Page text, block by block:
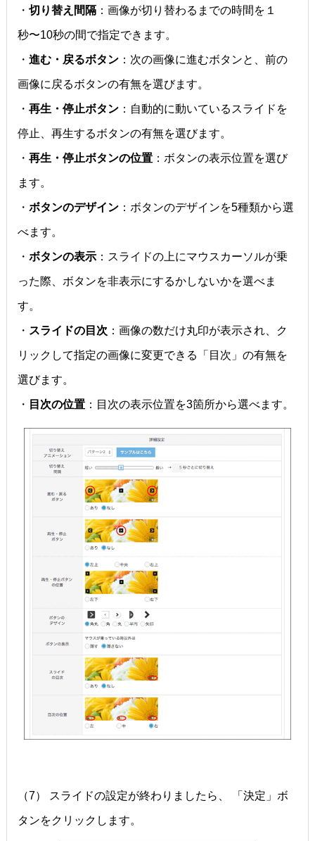
・ 切り替え間隔：画像が切り替わるまでの時間を１
秒〜10秒の間で指定できます。
・ 進む・戻るボタン：次の画像に進むボタンと、前の
画像に戻るボタンの有無を選びます。
・ 再生・停止ボタン：自動的に動いているスライドを
停止、再生するボタンの有無を選びます。
・ 再生・停止ボタンの位置：ボタンの表示位置を選び
ます。
・ ボタンのデザイン：ボタンのデザインを5種類から選
べます。
・ ボタンの表示：スライドの上にマウスカーソルが乗
った際、ボタンを非表示にするかしないかを選べま
す。
・ スライドの目次 ：画像の数だけ丸印が表示され、ク
リックして指定の画像に変更できる「目次」の有無を
選びます。
・ 目次の位置：目次の表示位置を3箇所から選べます。
（7） スライドの設定が終わりましたら、 「決定」ボ
タンをクリックします。